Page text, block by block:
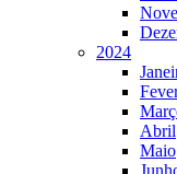
2024
Abril
Maio